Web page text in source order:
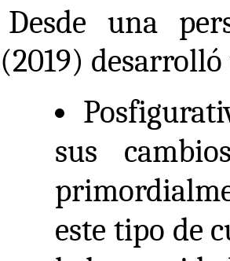
Desde una
(2019)
sus
este tipo de